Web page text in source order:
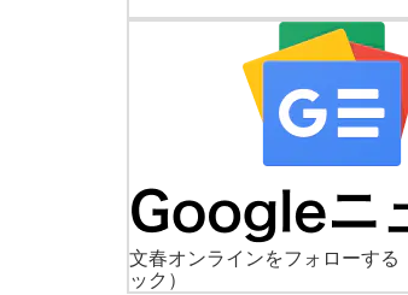
文春オンラインをフォローする
ック）